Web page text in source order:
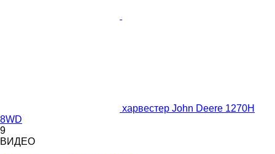
харвестер John Deere 1270H
8WD
9
ВИДЕО